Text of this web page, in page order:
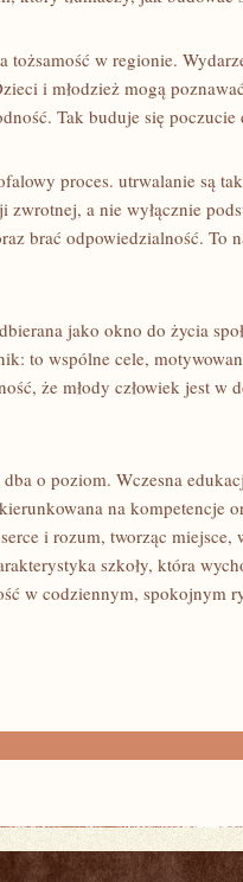
tożsamość w regionie.
i młodzież mogą
Tak buduje się
proces. utrwalanie są
zwrotnej, a nie wyłącznie
brać odpowiedzialność. To
jako okno do życia
to wspólne cele,
że młody człowiek jest
o poziom. Wczesna
na kompetencje
i rozum, tworząc
szkoły, która
w codziennym, spokojnym